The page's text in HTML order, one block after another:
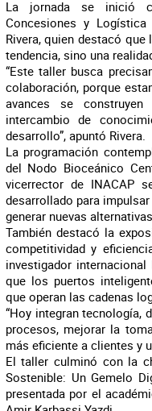
La jornada se inició
Concesiones y
Rivera, quien destacó
tendencia, sino una
“Este taller busca
colaboración, porque
avances se
intercambio de
desarrollo”, apuntó Rivera.
La programación
del Nodo Bioceánico
vicerrector de INACAP
desarrollado para
generar nuevas
También destacó la
competitividad y
investigador
que los puertos
que operan las cadenas
“Hoy integran tecnología,
procesos, mejorar la
más eficiente a clientes y
El taller culminó con la
Sostenible: Un Gemelo
presentada por el